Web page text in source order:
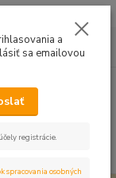
za0,00 EUR
a
sa emailovou
registrácie.
spracovania osobných